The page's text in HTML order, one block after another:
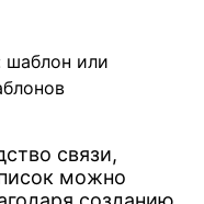
связи,
можно